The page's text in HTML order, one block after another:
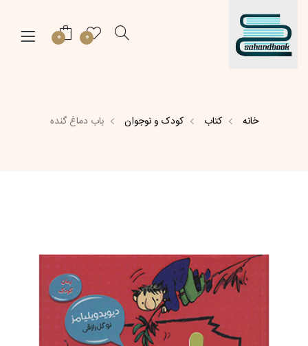
0
0
خانه کتاب کودک و نوجوان باب دماغ گنده